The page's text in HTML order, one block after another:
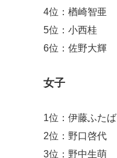
4位：楢崎智亜
5位：小西桂
6位：佐野大輝
女子
1位：伊藤ふたば
2位：野口啓代
3位：野中生萌